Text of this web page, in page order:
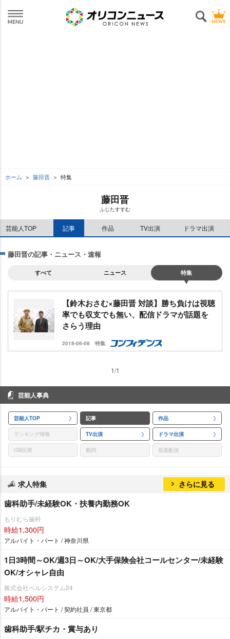
ホーム 藤田晋 特集
藤田晋
ふじたすすむ
芸能人TOP 記事 作品 TV出演 ドラマ出演
藤田晋の記事・ニュース・速報
すべて ニュース 特集
【鈴木おさむ×藤田晋 対談】勝ち負けは視聴
率でも収支でも無い、配信ドラマが話題を
さらう理由
2018-06-08 特集
1/1
芸能人事典
芸能人TOP 記事 作品
ランキング情報 TV出演 ドラマ出演
CM出演 歌詞 音楽配信
求人特集 さらに見る
歯科助手/未経験OK・扶養内勤務OK
もりむら歯科
時給1,300円
アルバイト・パート / 神奈川県
1日3時間～OK/週3日～OK/大手保険会社コールセンター/未経験
OK/オシャレ自由
株式会社ベルシステム24
時給1,500円
アルバイト・パート / 契約社員 / 東京都
歯科助手/駅チカ・賞与あり